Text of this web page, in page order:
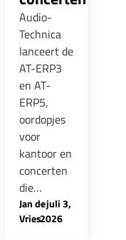
Audio-
Technica
lanceert de
AT-ERP3
en AT-
ERP5,
oordopjes
voor
kantoor en
concerten
die…
Jan de
Vries
-juli 3,
2026